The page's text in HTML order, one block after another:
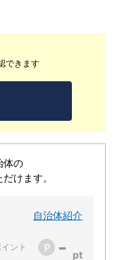
できます
体の
けます。
自治体紹介
ント -
ぎ」と職人技術を
。名物「一本うな
ま焼き上げます。
。とろっと脂がの
い。